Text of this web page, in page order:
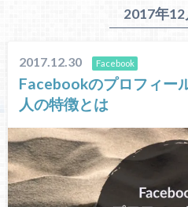
2017年12
2017.12.30 Facebook
Facebookのプロフィー
人の特徴とは